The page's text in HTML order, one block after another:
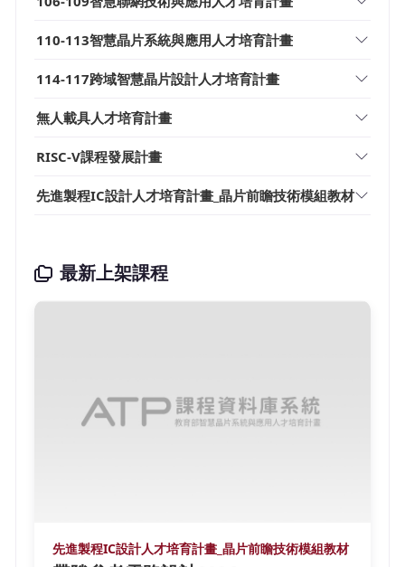
110-113智慧晶片系統與應用人才培育計畫
114-117跨域智慧晶片設計人才培育計畫
無人載具人才培育計畫
RISC-V課程發展計畫
先進製程IC設計人才培育計畫_晶片前瞻技術模組教材
最新上架課程
先進製程IC設計人才培育計畫_晶片前瞻技術模組教材